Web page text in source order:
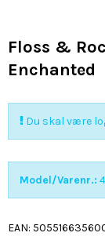
Floss &
Enchanted
Du skal være
Model/Varenr.:
EAN: